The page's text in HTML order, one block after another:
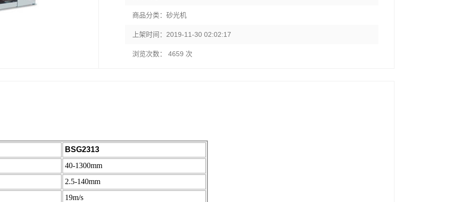
商品分类：砂光机
上架时间：2019-11-30 02:02:17
浏览次数： 4659 次
BSG2313
40-1300mm
2.5-140mm
19m/s